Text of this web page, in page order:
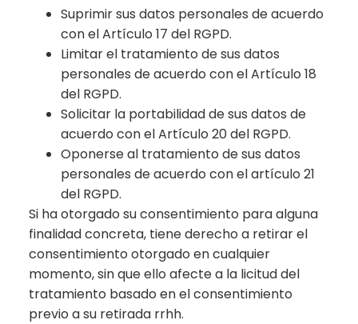
Suprimir sus datos personales de acuerdo
con el Artículo 17 del RGPD.
Limitar el tratamiento de sus datos
personales de acuerdo con el Artículo 18
del RGPD.
Solicitar la portabilidad de sus datos de
acuerdo con el Artículo 20 del RGPD.
Oponerse al tratamiento de sus datos
personales de acuerdo con el artículo 21
del RGPD.
Si ha otorgado su consentimiento para alguna
finalidad concreta, tiene derecho a retirar el
consentimiento otorgado en cualquier
momento, sin que ello afecte a la licitud del
tratamiento basado en el consentimiento
previo a su retirada rrhh.